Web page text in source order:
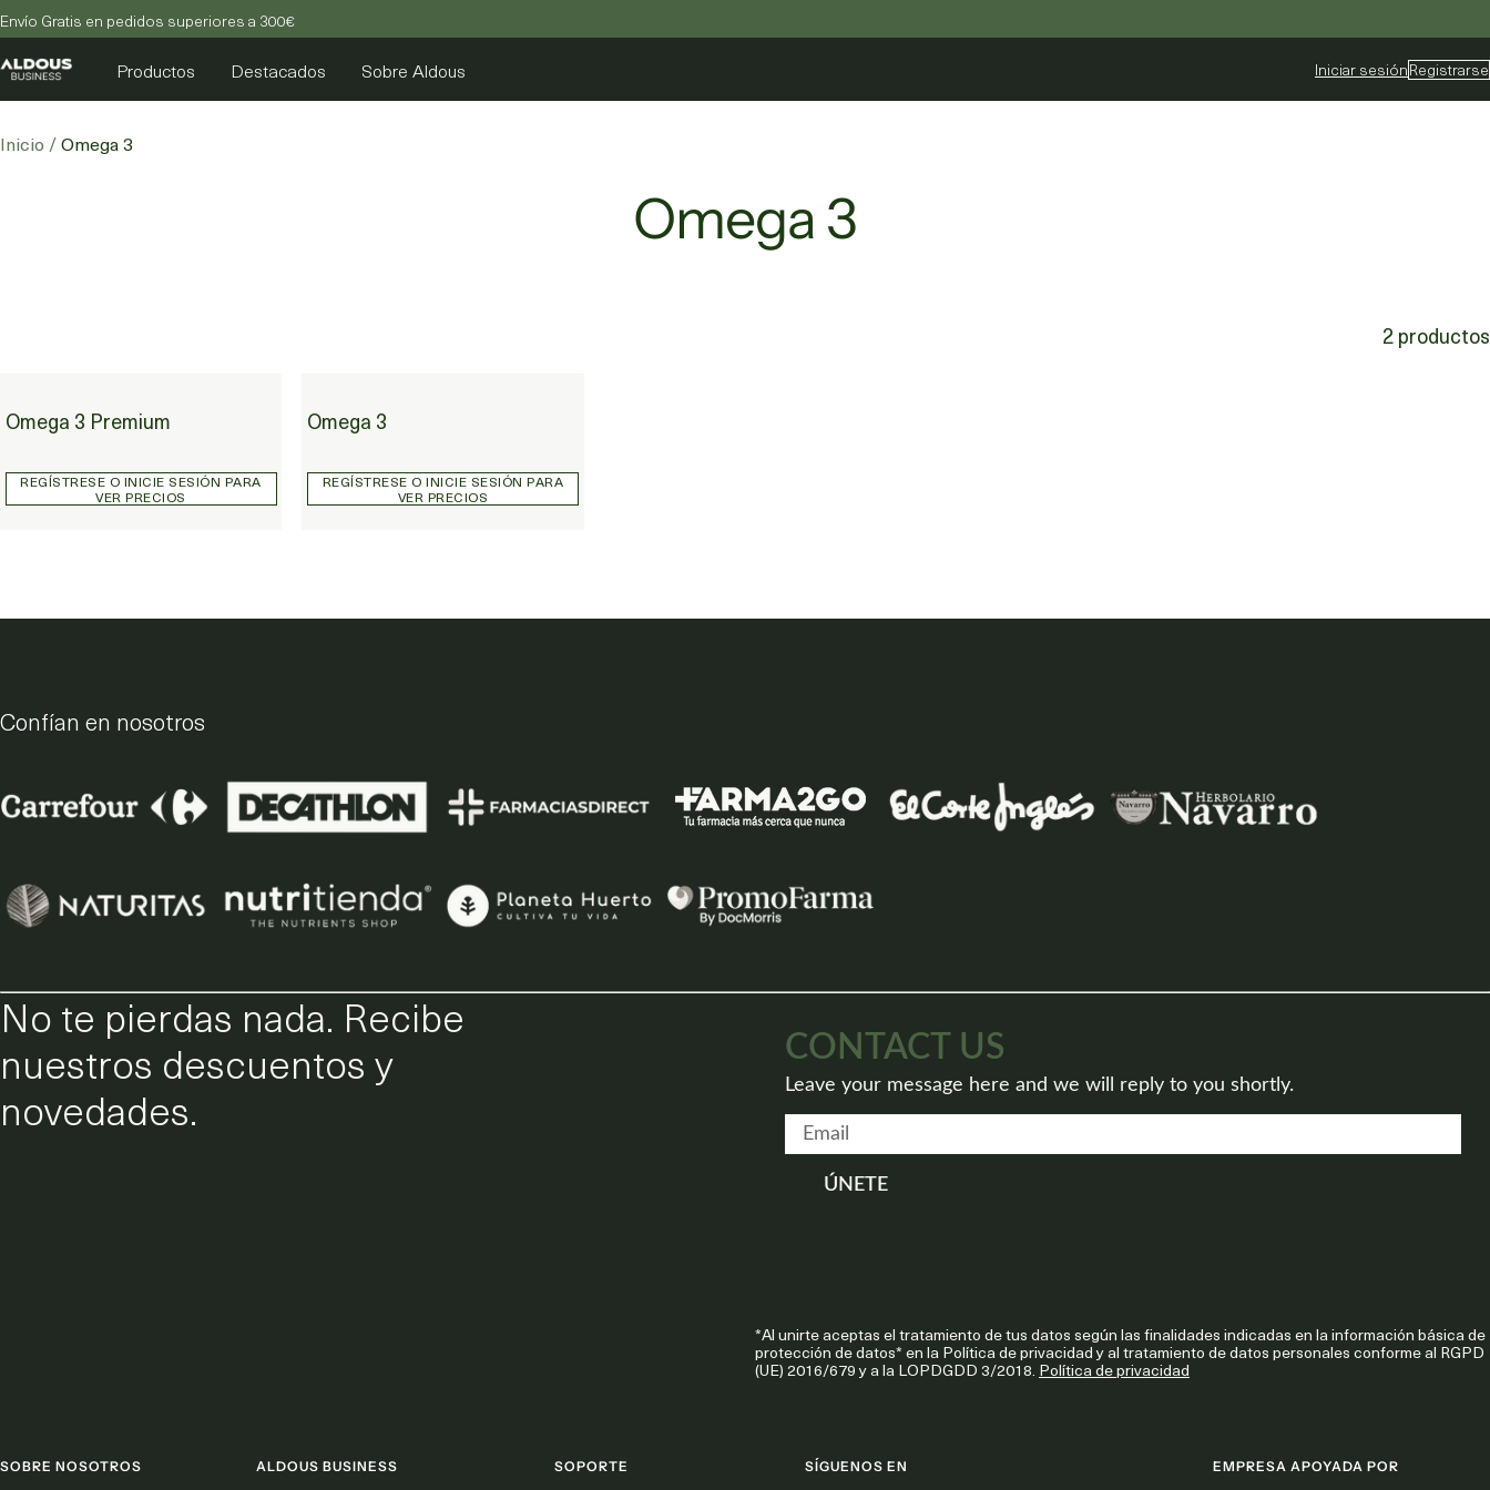
Envío Gratis en pedidos superiores a 300€
Productos Destacados Sobre Aldous
Aldous Iniciar sesiónRegistrarse
Inicio Omega 3
Omega 3
2 productos
Omega 3 Premium
REGÍSTRESE O INICIE SESIÓN PARA
VER PRECIOS
Omega 3
REGÍSTRESE O INICIE SESIÓN PARA
VER PRECIOS
Confían en nosotros
No te pierdas nada. Recibe
nuestros descuentos y
novedades.
CONTACT US
Leave your message here and we will reply to you shortly.
ÚNETE
*Al unirte aceptas el tratamiento de tus datos según las finalidades indicadas en la información básica de
protección de datos* en la Política de privacidad y al tratamiento de datos personales conforme al RGPD
(UE) 2016/679 y a la LOPDGDD 3/2018. Política de privacidad
SOBRE NOSOTROS ALDOUS BUSINESS SOPORTE SÍGUENOS EN EMPRESA APOYADA POR